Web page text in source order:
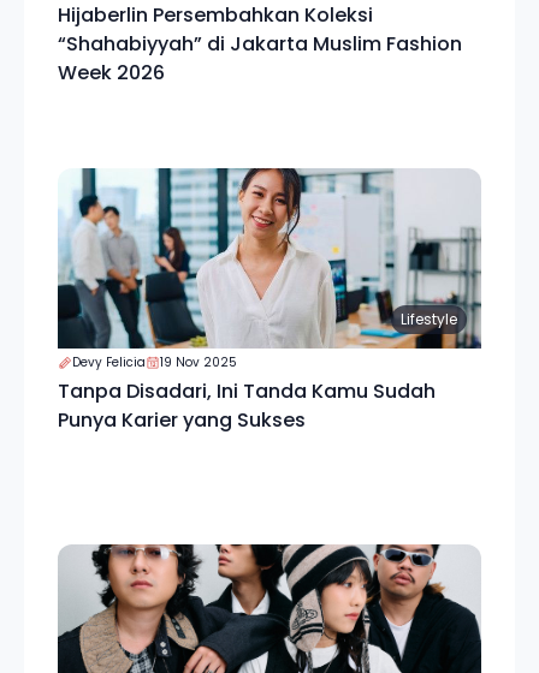
Hijaberlin Persembahkan Koleksi
“Shahabiyyah” di Jakarta Muslim Fashion
Week 2026
Lifestyle
Devy Felicia 19 Nov 2025
Tanpa Disadari, Ini Tanda Kamu Sudah
Punya Karier yang Sukses